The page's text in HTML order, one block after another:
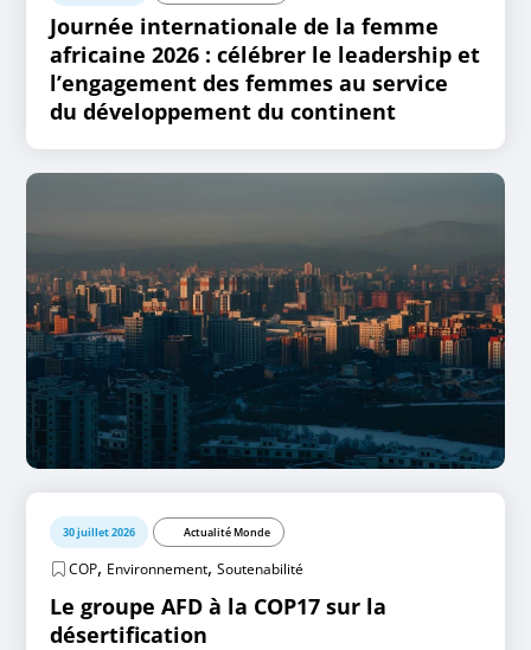
Journée internationale de la femme
africaine 2026 : célébrer le leadership et
l’engagement des femmes au service
du développement du continent
30 juillet 2026 Actualité Monde
COP, Environnement,Soutenabilité
Le groupe AFD à la COP17 sur la
désertification